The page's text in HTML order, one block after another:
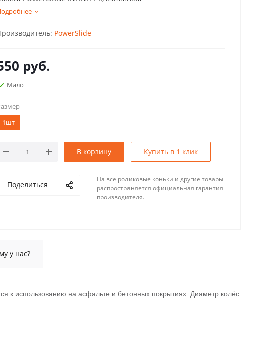
PowerSlide
руб.
Мало
1шт
В корзину Купить в 1 клик
Поделиться
На все роликовые коньки и другие товары
распространяется официальная гарантия
производителя.
у нас?
к использованию на асфальте и бетонных покрытиях. Диаметр колёс